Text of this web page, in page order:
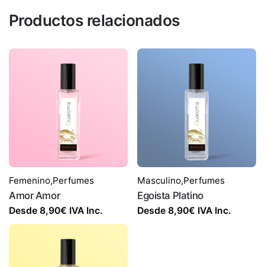
Productos relacionados
Femenino,Perfumes
Amor Amor
Desde 8,90€ IVA Inc.
Masculino,Perfumes
Egoista Platino
Desde 8,90€ IVA Inc.